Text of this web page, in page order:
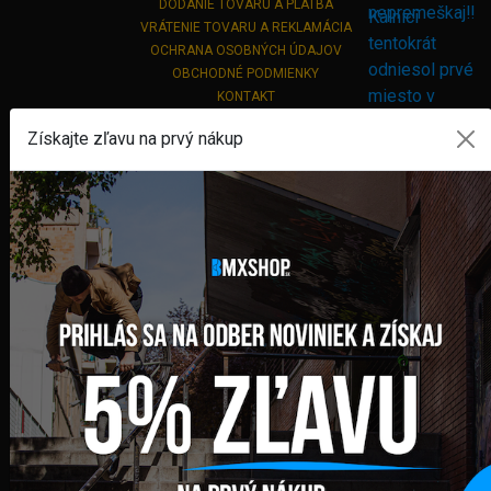
DODANIE TOVARU A PLATBA
VRÁTENIE TOVARU A REKLAMÁCIA
OCHRANA OSOBNÝCH ÚDAJOV
OBCHODNÉ PODMIENKY
KONTAKT
PREDAJŇA / SHOWROOM
Kpt. Nálepku 450, 082 71 Lipany
SLEDUJTE NÁS
Získajte zľavu na prvý nákup